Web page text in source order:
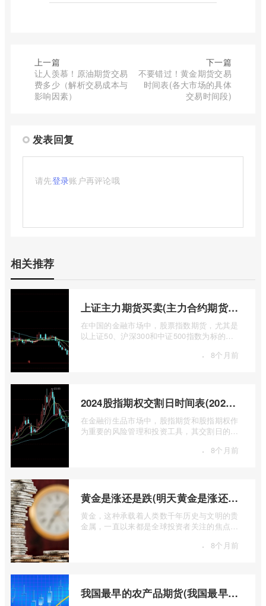
上一篇
让人羡慕！原油期货交易
费多少（解析交易成本与
影响因素）
下一篇
不要错过！黄金期货交易
时间表(各大市场的具体
交易时间段)
发表回复
请先登录账户再评论哦
相关推荐
上证主力期货买卖(主力合约期货市场大盘)
在中国的金融市场中，股票指数期货，尤其是
以上证50、沪深300和中证500指数为标的的
· 8个月前
2024股指期权交割日时间表(2024股指期货交割日)
在金融衍生品市场中，股指期货和股指期权作
为重要的风险管理和投资工具，其交割日的设
· 8个月前
黄金是涨还是跌(明天黄金是涨还是跌)
黄金，这种承载着人类数千年历史与文明的贵
金属，一直以来都是全球投资者关注的焦点。
· 8个月前
我国最早的农产品期货(我国最早的农产品期货交易合约的品种是)